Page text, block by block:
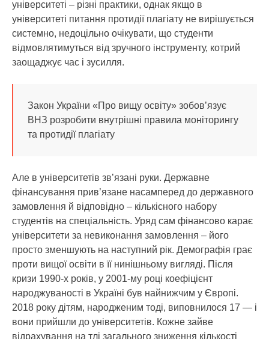
університеті – різні практики, однак якщо в
університеті питання протидії плагіату не вирішується
системно, недоцільно очікувати, що студенти
відмовлятимуться від зручного інструменту, котрий
заощаджує час і зусилля.
Закон України «Про вищу освіту» зобов’язує
ВНЗ розробити внутрішні правила моніторингу
та протидії плагіату
Але в університетів зв’язані руки. Державне
фінансування прив’язане насамперед до державного
замовлення й відповідно – кількісного набору
студентів на спеціальність. Уряд сам фінансово карає
університети за невиконання замовлення – його
просто зменшують на наступний рік. Демографія грає
проти вищої освіти в її нинішньому вигляді. Після
кризи 1990-х років, у 2001-му році коефіцієнт
народжуваності в Україні був найнижчим у Європі.
2018 року дітям, народженим тоді, виповнилося 17 — і
вони прийшли до університетів. Кожне зайве
відрахування на тлі загального зниження кількості